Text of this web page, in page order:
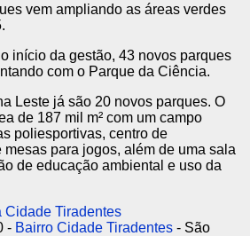
vem ampliando as áreas verdes
início da gestão, 43 novos parques
com o Parque da Ciência.
Leste já são 20 novos parques. O
de 187 mil m² com um campo
poliesportivas, centro de
para jogos, além de uma sala
de educação ambiental e uso da
Cidade Tiradentes
- Bairro Cidade Tiradentes - São